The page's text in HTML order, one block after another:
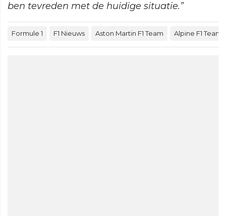
ben tevreden met de huidige situatie.”
Formule 1 F1 Nieuws Aston Martin F1 Team Alpine F1 Team